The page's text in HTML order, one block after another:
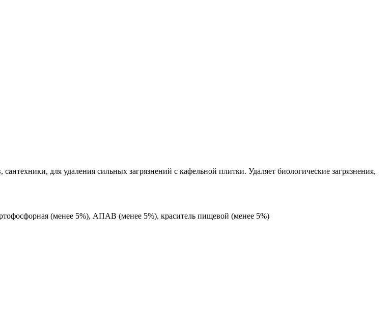
для удаления сильных загрязнений с кафельной плитки. Удаляет биологические загрязнения,
(менее 5%), АПАВ (менее 5%), краситель пищевой (менее 5%)